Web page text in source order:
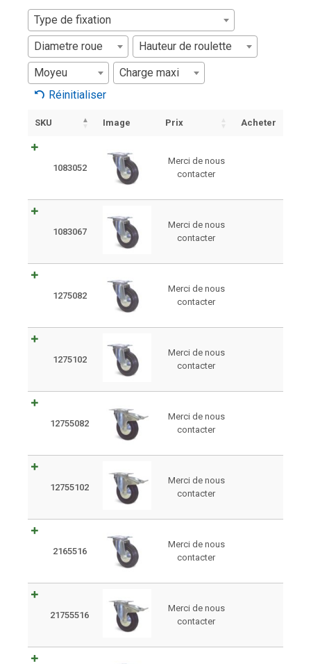
Type de fixation
Diametre roue
Hauteur de roulette
Moyeu
Charge maxi
Réinitialiser
SKU Image Prix Acheter
1083052
Merci de nous
contacter
1083067
Merci de nous
contacter
1275082
Merci de nous
contacter
1275102
Merci de nous
contacter
12755082
Merci de nous
contacter
12755102
Merci de nous
contacter
2165516
Merci de nous
contacter
21755516
Merci de nous
contacter